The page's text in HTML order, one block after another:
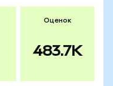
Оценок
483.7K